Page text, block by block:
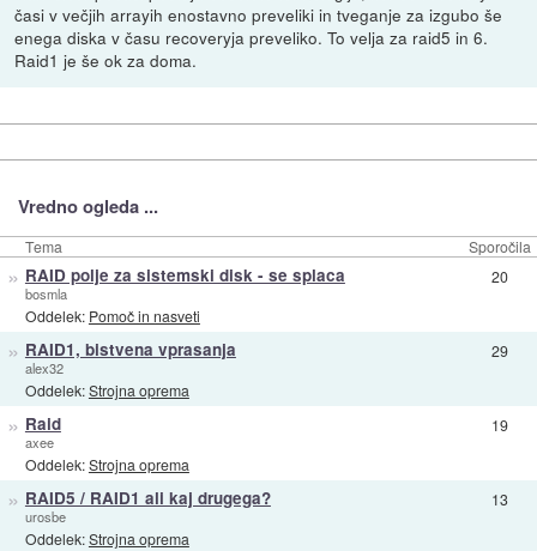
časi v večjih arrayih enostavno preveliki in tveganje za izgubo še
enega diska v času recoveryja preveliko. To velja za raid5 in 6.
Raid1 je še ok za doma.
Vredno ogleda ...
Tema Sporočila
» RAID polje za sistemski disk - se splaca
bosmla
Oddelek: Pomoč in nasveti
20
» RAID1, bistvena vprasanja
alex32
Oddelek:Strojna oprema
29
» Raid
axee
Oddelek:Strojna oprema
19
» RAID5 / RAID1 ali kaj drugega?
urosbe
Oddelek:Strojna oprema
13